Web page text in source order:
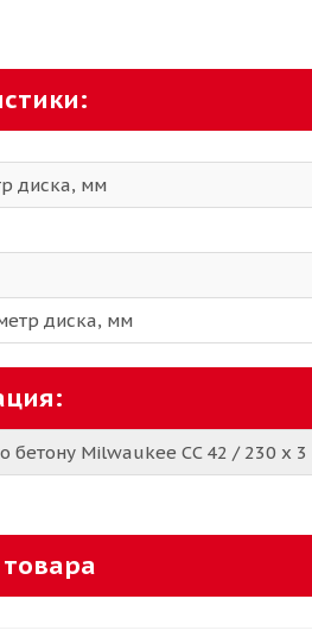
диска, мм
диска, мм
бетону Milwaukee CC 42 / 230 x